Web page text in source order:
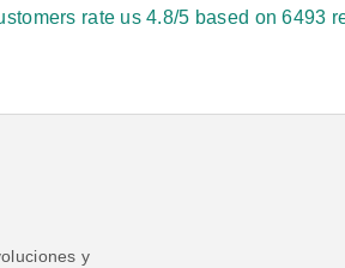
rate us 4.8/5 based on 6493
y